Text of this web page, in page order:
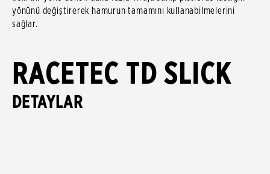
yönünü değiştirerek hamurun tamamını kullanabilmelerini
sağlar.
RACETEC TD SLICK
DETAYLAR